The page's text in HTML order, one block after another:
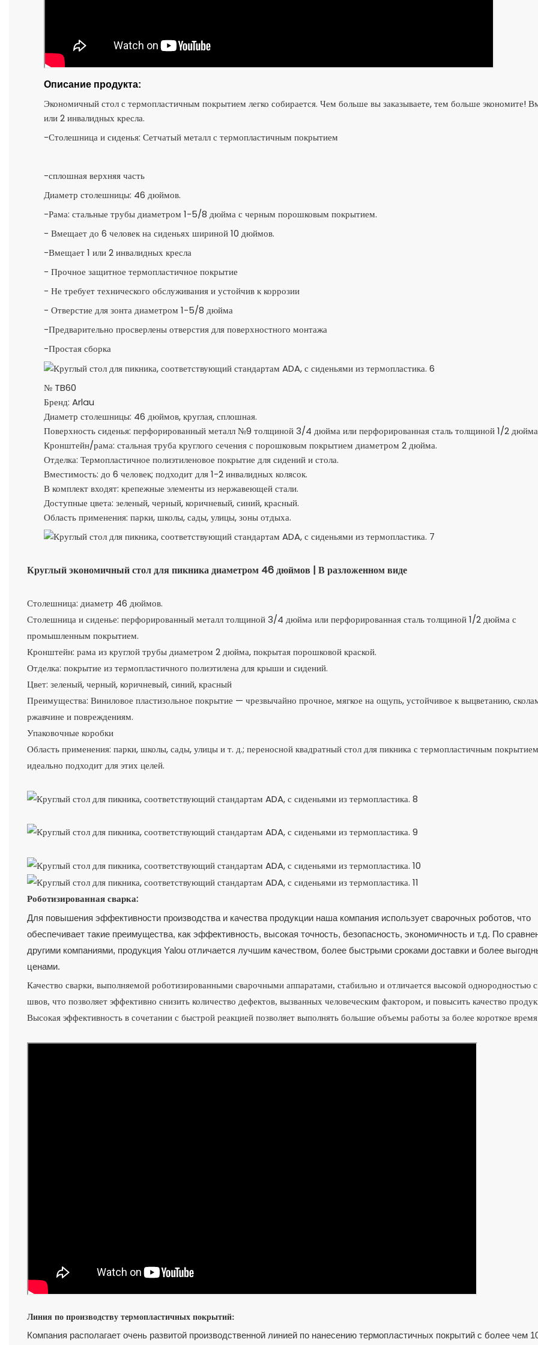
Описание продукта:
Экономичный стол с термопластичным покрытием легко собирается. Чем больше вы заказываете, тем больше экономите!
или 2 инвалидных кресла.
-Столешница и сиденья: Сетчатый металл с термопластичным покрытием
-сплошная верхняя часть
Диаметр столешницы: 46 дюймов.
-Рама: стальные трубы диаметром 1-5/8 дюйма с черным порошковым покрытием.
- Вмещает до 6 человек на сиденьях шириной 10 дюймов.
-Вмещает 1 или 2 инвалидных кресла
- Прочное защитное термопластичное покрытие
- Не требует технического обслуживания и устойчив к коррозии
- Отверстие для зонта диаметром 1-5/8 дюйма
-Предварительно просверлены отверстия для поверхностного монтажа
-Простая сборка
№ TB60
Бренд: Arlau
Диаметр столешницы: 46 дюймов, круглая, сплошная.
Поверхность сиденья: перфорированный металл №9 толщиной 3/4 дюйма или перфорированная сталь толщиной 1/2
Кронштейн/рама: стальная труба круглого сечения с порошковым покрытием диаметром 2 дюйма.
Отделка: Термопластичное полиэтиленовое покрытие для сидений и стола.
Вместимость: до 6 человек; подходит для 1-2 инвалидных колясок.
В комплект входят: крепежные элементы из нержавеющей стали.
Доступные цвета: зеленый, черный, коричневый, синий, красный.
Область применения: парки, школы, сады, улицы, зоны отдыха.
Круглый экономичный стол для пикника диаметром 46 дюймов | В разложенном виде
Столешница: диаметр 46 дюймов.
Столешница и сиденье: перфорированный металл толщиной 3/4 дюйма или перфорированная сталь толщиной 1/2 дюйма с
промышленным покрытием.
Кронштейн: рама из круглой трубы диаметром 2 дюйма, покрытая порошковой краской.
Отделка: покрытие из термопластичного полиэтилена для крыши и сидений.
Цвет: зеленый, черный, коричневый, синий, красный
Преимущества: Виниловое пластизольное покрытие — чрезвычайно прочное, мягкое на ощупь, устойчивое к выцветанию,
ржавчине и повреждениям.
Упаковочные коробки
Область применения: парки, школы, сады, улицы и т. д.; переносной квадратный стол для пикника с термопластичным покрытием
идеально подходит для этих целей.
Роботизированная сварка:
Для повышения эффективности производства и качества продукции наша компания использует сварочных роботов, что
обеспечивает такие преимущества, как эффективность, высокая точность, безопасность, экономичность и т.д. По
другими компаниями, продукция Yalou отличается лучшим качеством, более быстрыми сроками доставки и более
ценами.
Качество сварки, выполняемой роботизированными сварочными аппаратами, стабильно и отличается высокой однородностью
швов, что позволяет эффективно снизить количество дефектов, вызванных человеческим фактором, и повысить качество
Высокая эффективность в сочетании с быстрой реакцией позволяет выполнять большие объемы работы за более короткое
Линия по производству термопластичных покрытий:
Компания располагает очень развитой производственной линией по нанесению термопластичных покрытий с более чем